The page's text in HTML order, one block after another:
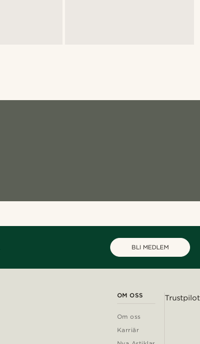
BLI MEDLEM
OM OSS
Om oss
Karriär
Trustpilot